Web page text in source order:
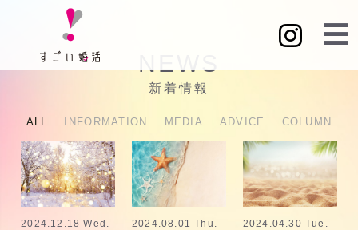
新着情報
ALL INFORMATION MEDIA ADVICE COLUMN
2024.12.18 Wed. 2024.08.01 Thu. 2024.04.30 Tue.